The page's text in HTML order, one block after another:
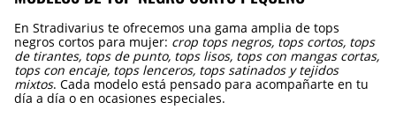
En Stradivarius te ofrecemos una gama amplia de tops
negros cortos para mujer: crop tops negros, tops cortos, tops
de tirantes, tops de punto, tops lisos, tops con mangas cortas,
tops con encaje, tops lenceros, tops satinados y tejidos
mixtos. Cada modelo está pensado para acompañarte en tu
día a día o en ocasiones especiales.